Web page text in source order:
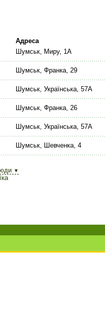
Адреса
Шумськ, Миру, 1А
Шумськ, Франка, 29
Шумськ, Українська, 57А
Шумськ, Франка, 26
Шумськ, Українська, 57А
Шумськ, Шевченка, 4
▼